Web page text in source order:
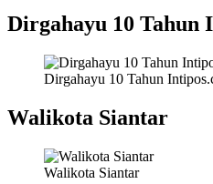
Dirgahayu 10 Tahun
Dirgahayu 10 Tahun
Walikota Siantar
Walikota Siantar